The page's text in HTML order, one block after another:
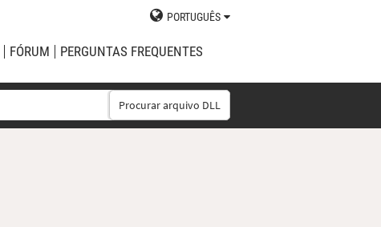
PORTUGUÊS
FÓRUM PERGUNTAS FREQUENTES
Procurar arquivo DLL